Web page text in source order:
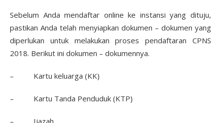
Sebelum Anda mendaftar online ke instansi yang dituju,
pastikan Anda telah menyiapkan dokumen – dokumen yang
diperlukan untuk melakukan proses pendaftaran CPNS
2018. Berikut ini dokumen – dokumennya.
– Kartu keluarga (KK)
– Kartu Tanda Penduduk (KTP)
– Ijazah